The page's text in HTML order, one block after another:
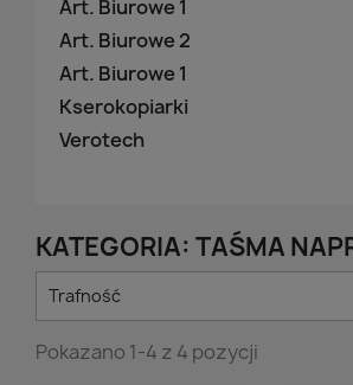
Art. Biurowe 1
Art. Biurowe 2
Art. Biurowe 1
Kserokopiarki
Verotech
KATEGORIA: TAŚMA
Trafność
Pokazano 1-4 z 4 pozycji